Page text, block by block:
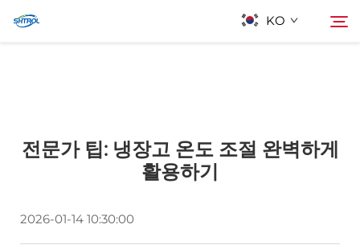
KO
제품
전문가 팁: 냉장고 온도 조절 완벽하게
활용하기
2026-01-14 10:30:00